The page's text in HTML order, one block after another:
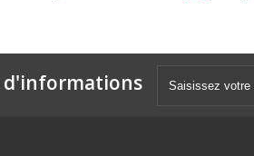
d'informations